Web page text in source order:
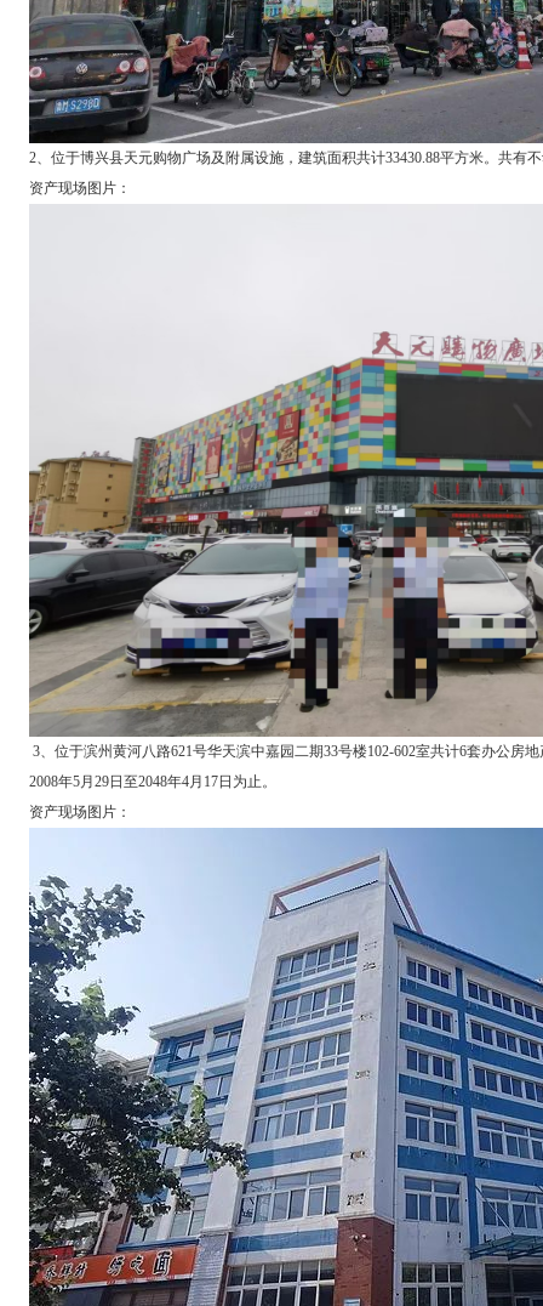
2、位于博兴县天元购物广场及附属设施，建筑面积共计33430.88平方米。共有
资产现场图片：
3、位于滨州黄河八路621号华天滨中嘉园二期33号楼102-602室共计6套办公房
2008年5月29日至2048年4月17日为止。
资产现场图片：